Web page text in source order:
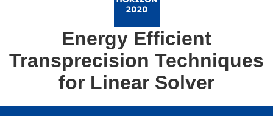
Energy Efficient
Transprecision Techniques
for Linear Solver